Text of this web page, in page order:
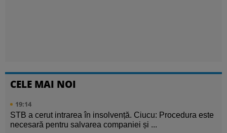
CELE MAI NOI
19:14
STB a cerut intrarea în insolvență. Ciucu: Procedura este
necesară pentru salvarea companiei și ...